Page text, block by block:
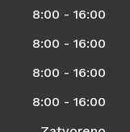
8:00 - 16:00
8:00 - 16:00
8:00 - 16:00
8:00 - 16:00